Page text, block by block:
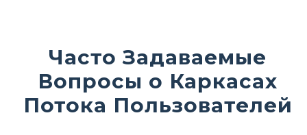
Часто Задаваемые
Вопросы о Каркасах
Потока Пользователей